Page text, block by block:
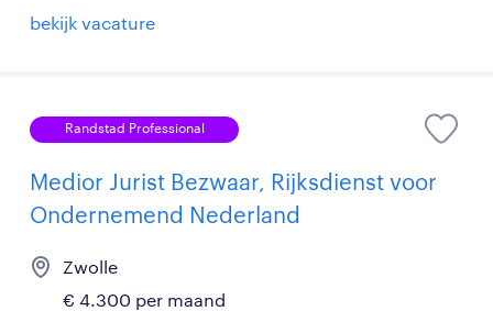
bekijk vacature
Randstad Professional
Medior Jurist Bezwaar, Rijksdienst voor
Ondernemend Nederland
Zwolle
€ 4.300 per maand